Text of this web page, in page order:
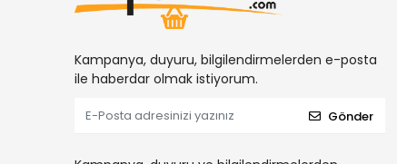
Kampanya, duyuru, bilgilendirmelerden e-posta
ile haberdar olmak istiyorum.
Gönder